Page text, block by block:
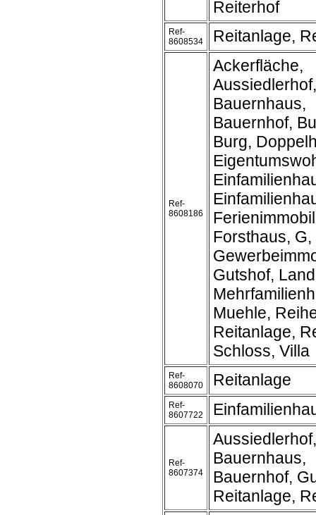
Reiterhof
Ref-
8608534
Reitanlage,
Ref-
8608186
Ackerfläche,
Aussiedlerhof,
Bauernhaus,
Bauernhof,
Burg,
Forsthaus, G,
Gutshof,
Muehle,
Reitanlage,
Schloss, Villa
Ref-
8608070
Reitanlage
Ref-
8607722
Ref-
8607374
Aussiedlerhof,
Bauernhaus,
Bauernhof,
Reitanlage,